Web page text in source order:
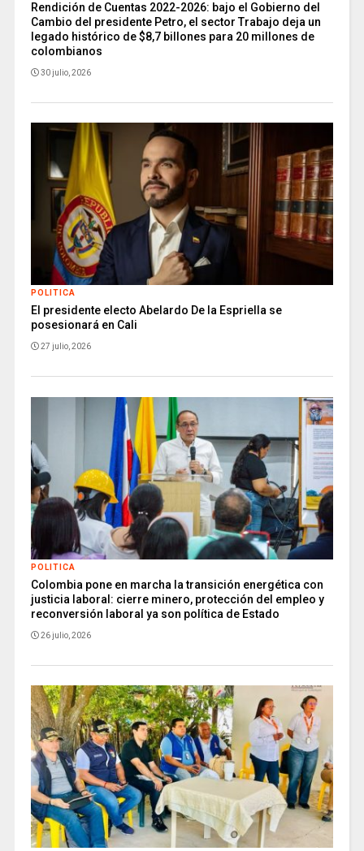
Rendición de Cuentas 2022-2026: bajo el Gobierno del
Cambio del presidente Petro, el sector Trabajo deja un
legado histórico de $8,7 billones para 20 millones de
colombianos
30 julio, 2026
POLITICA
El presidente electo Abelardo De la Espriella se
posesionará en Cali
27 julio, 2026
POLITICA
Colombia pone en marcha la transición energética con
justicia laboral: cierre minero, protección del empleo y
reconversión laboral ya son política de Estado
26 julio, 2026